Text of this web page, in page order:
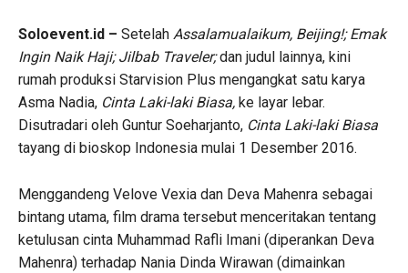
Soloevent.id – Setelah Assalamualaikum, Beijing!; Emak
Ingin Naik Haji; Jilbab Traveler;dan judul lainnya, kini
rumah produksi Starvision Plus mengangkat satu karya
Asma Nadia, Cinta Laki-laki Biasa, ke layar lebar.
Disutradari oleh Guntur Soeharjanto, Cinta Laki-laki Biasa
tayang di bioskop Indonesia mulai 1 Desember 2016.
Menggandeng Velove Vexia dan Deva Mahenra sebagai
bintang utama, film drama tersebut menceritakan tentang
ketulusan cinta Muhammad Rafli Imani (diperankan Deva
Mahenra) terhadap Nania Dinda Wirawan (dimainkan